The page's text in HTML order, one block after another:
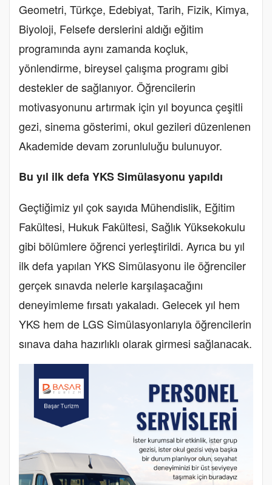
Geometri, Türkçe, Edebiyat, Tarih, Fizik, Kimya,
Biyoloji, Felsefe derslerini aldığı eğitim
programında aynı zamanda koçluk,
yönlendirme, bireysel çalışma programı gibi
destekler de sağlanıyor. Öğrencilerin
motivasyonunu artırmak için yıl boyunca çeşitli
gezi, sinema gösterimi, okul gezileri düzenlenen
Akademide devam zorunluluğu bulunuyor.
Bu yıl ilk defa YKS Simülasyonu yapıldı
Geçtiğimiz yıl çok sayıda Mühendislik, Eğitim
Fakültesi, Hukuk Fakültesi, Sağlık Yüksekokulu
gibi bölümlere öğrenci yerleştirildi. Ayrıca bu yıl
ilk defa yapılan YKS Simülasyonu ile öğrenciler
gerçek sınavda nelerle karşılaşacağını
deneyimleme fırsatı yakaladı. Gelecek yıl hem
YKS hem de LGS Simülasyonlarıyla öğrencilerin
sınava daha hazırlıklı olarak girmesi sağlanacak.